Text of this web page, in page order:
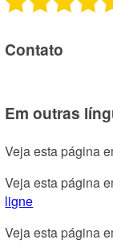
Contato
Em outras
Veja esta página
Veja esta página
ligne
Veja esta página